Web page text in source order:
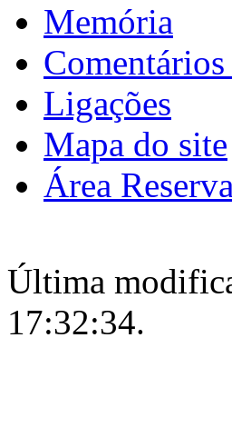
Memória
Comentários
Ligações
Mapa do site
Área
Última
17:32:34.